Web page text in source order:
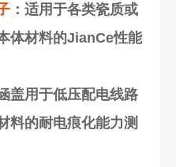
：适用于各类瓷质或
体材料的JianCe性能
盖用于低压配电线路
料的耐电痕化能力测